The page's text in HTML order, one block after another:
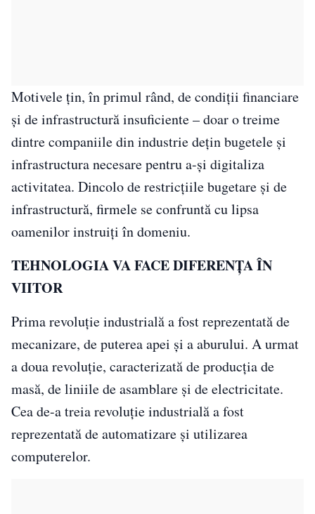
Motivele țin, în primul rând, de condiții financiare
și de infrastructură insuficiente – doar o treime
dintre companiile din industrie dețin bugetele și
infrastructura necesare pentru a-și digitaliza
activitatea. Dincolo de restricțiile bugetare și de
infrastructură, firmele se confruntă cu lipsa
oamenilor instruiți în domeniu.
TEHNOLOGIA VA FACE DIFERENȚA ÎN
VIITOR
Prima revoluție industrială a fost reprezentată de
mecanizare, de puterea apei și a aburului. A urmat
a doua revoluție, caracterizată de producția de
masă, de liniile de asamblare și de electricitate.
Cea de-a treia revoluție industrială a fost
reprezentată de automatizare și utilizarea
computerelor.